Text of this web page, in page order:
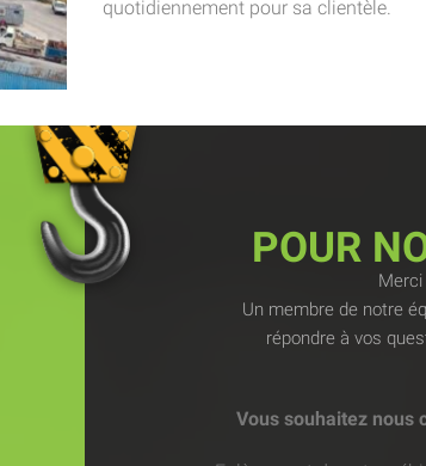
quotidiennement pour sa clientèle.
POUR
Merci
Un membre de notre
répondre à vos
Vous souhaitez nous